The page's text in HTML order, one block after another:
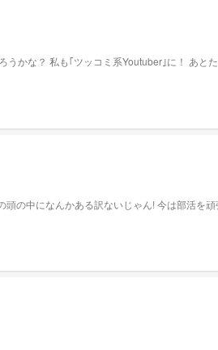
かな？ 私も｢ツッコミ系Youtuber｣に！ あと
ている。 恋？そんな単語、私の頭の中になんかある訳ない